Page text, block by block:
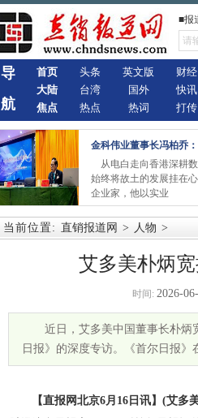
■报
导
航
首页
大陆
焦点
头条
台湾
热点
英文版
国外
热词
财经
快讯
打传
金科伟业董事长冯柏乔：
从电白走向香港深耕
始终将故土的发展挂在
企业家，他以实业
当前位置: 直销报道网 > 人物 >
艾多美朴炳
时间: 2026-
近日，艾多美中国董事长朴
日报》的深度专访。《首尔日报
【直报网北京6月16日讯】(艾多